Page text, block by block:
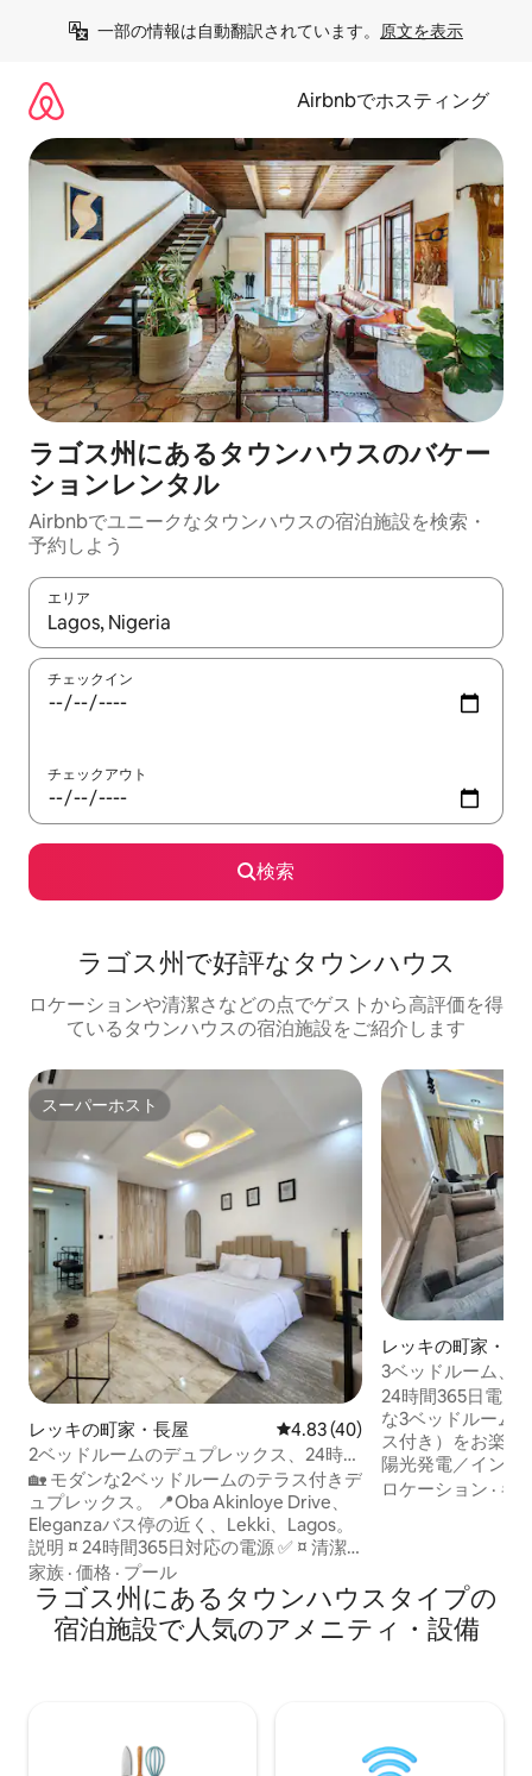
一部の情報は自動翻訳されています。 原文を表示
Airbnbでホスティング
ラゴス州にあるタウンハウスのバケー
ションレンタル
Airbnbでユニークなタウンハウスの宿泊施設を検索・
予約しよう
エリア
検索結果が表示されたら、上下の矢印キーを使って移動するか
チェックイン
チェックアウト
検索
ラゴス州で好評なタウンハウス
ロケーションや清潔さなどの点でゲストから高評価を得
ているタウンハウスの宿泊施設をご紹介します
スーパーホスト
スーパーホスト
レッキの町家・長屋 レビュー40件、5つ星中4.83つ
4.83 (40)
2ベッドルームのデュプレックス、24時間
照明、遊び場、プール＆ジム
🏡 モダンな2ベッドルームのテラス付きデ
ュプレックス。 📍Oba Akinloye Drive、
Eleganzaバス停の近く、Lekki、Lagos。
説明 ¤ 24時間365日対応の電源 ✅️ ¤ 清潔
な水 ✅️ ¤ Wi-Fi ✅️ ¤ ラウンジ ✅️ ¤ Netflix |
YT ✅️ ¤ 洗濯機 ✅️ ¤ 専用駐車場 ✅️ ¤ セキュ
リティ ✅️ ¤ 洪水の心配なし ✅️ ¤ エステー
トのプールへのカードアクセス ✅️ ¤ ご要
ーション・センター（自然保護区）など
家族 · 価格 · プール
レッキの町家・長
3ベッドルーム、
応の電源、新しい
24時間365日電力
な3ベッドルーム
ス付き）をお楽し
陽光発電／インバ
ップ電源と、エ
ルをご利用いただ
キッチンが備わ
アコンとスマー
すぐ予約して、快
ロケーション · キ
ラゴス州にあるタウンハウスタイプの
宿泊施設で人気のアメニティ・設備